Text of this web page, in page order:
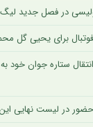
در فصل جدید
فوتبال برای یحیی گل
انتقال ستاره جوان
حضور در لیست نهایی